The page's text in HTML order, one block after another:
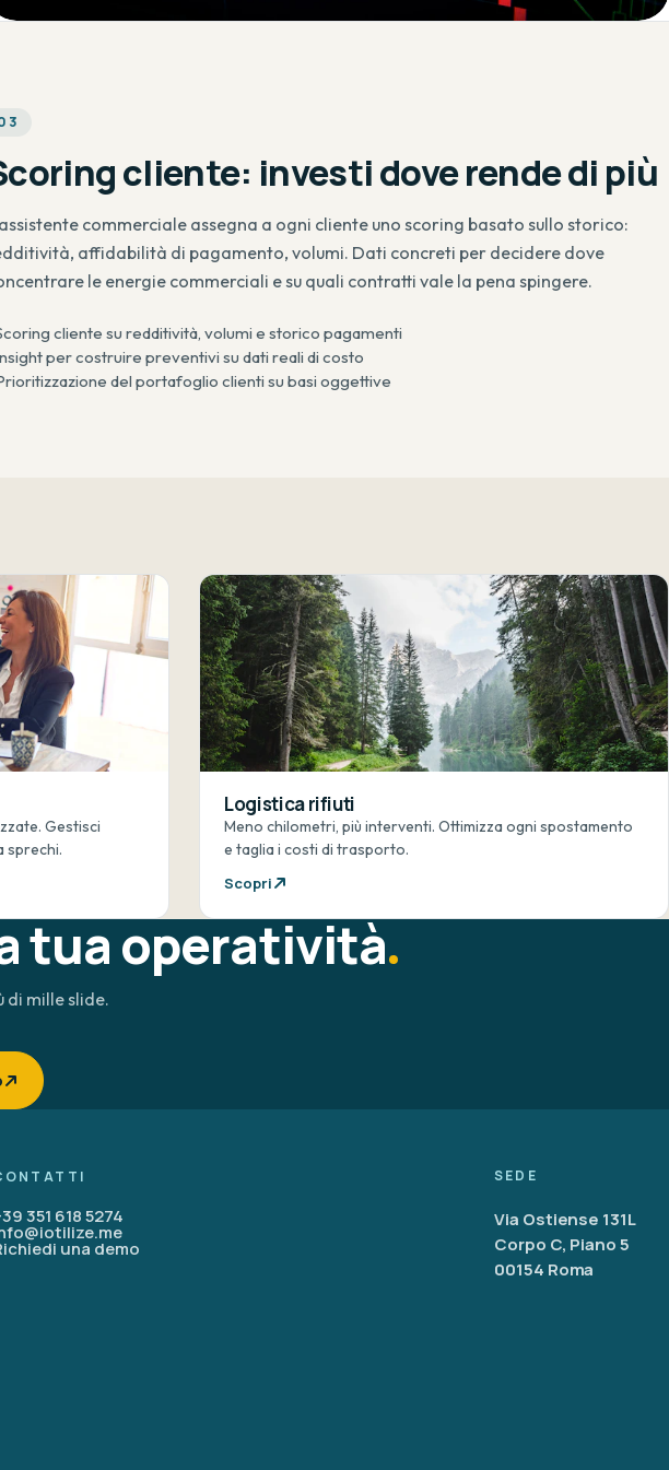
3
cliente: investi dove rende di più
commerciale assegna a ogni cliente uno scoring basato sullo storico:
affidabilità di pagamento, volumi. Dati concreti per decidere dove
le energie commerciali e su quali contratti vale la pena spingere.
cliente su redditività, volumi e storico pagamenti
per costruire preventivi su dati reali di costo
del portafoglio clienti su basi oggettive
Gestisci
sprechi.
Logistica rifiuti
Meno chilometri, più interventi. Ottimizza ogni spostamento
e taglia i costi di trasporto.
Scopri
tua operatività
di mille slide.
351 618 5274
una demo
Via Ostiense 131L
Corpo C, Piano 5
00154 Roma